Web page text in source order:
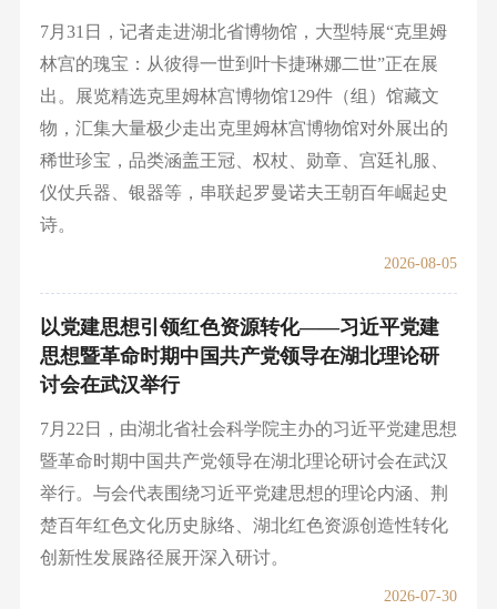
7月31日，记者走进湖北省博物馆，大型特展“克里姆
林宫的瑰宝：从彼得一世到叶卡捷琳娜二世”正在展
出。展览精选克里姆林宫博物馆129件（组）馆藏文
物，汇集大量极少走出克里姆林宫博物馆对外展出的
稀世珍宝，品类涵盖王冠、权杖、勋章、宫廷礼服、
仪仗兵器、银器等，串联起罗曼诺夫王朝百年崛起史
诗。
2026-08-05
以党建思想引领红色资源转化——习近平党建
思想暨革命时期中国共产党领导在湖北理论研
讨会在武汉举行
7月22日，由湖北省社会科学院主办的习近平党建思想
暨革命时期中国共产党领导在湖北理论研讨会在武汉
举行。与会代表围绕习近平党建思想的理论内涵、荆
楚百年红色文化历史脉络、湖北红色资源创造性转化
创新性发展路径展开深入研讨。
2026-07-30